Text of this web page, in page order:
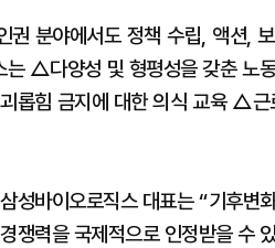
권 분야에서도 정책 수립, 액션,
는 △다양성 및 형평성을 갖춘 노
롭힘 금지에 대한 의식 교육 △근
성바이오로직스 대표는 “기후변
쟁력을 국제적으로 인정받을 수